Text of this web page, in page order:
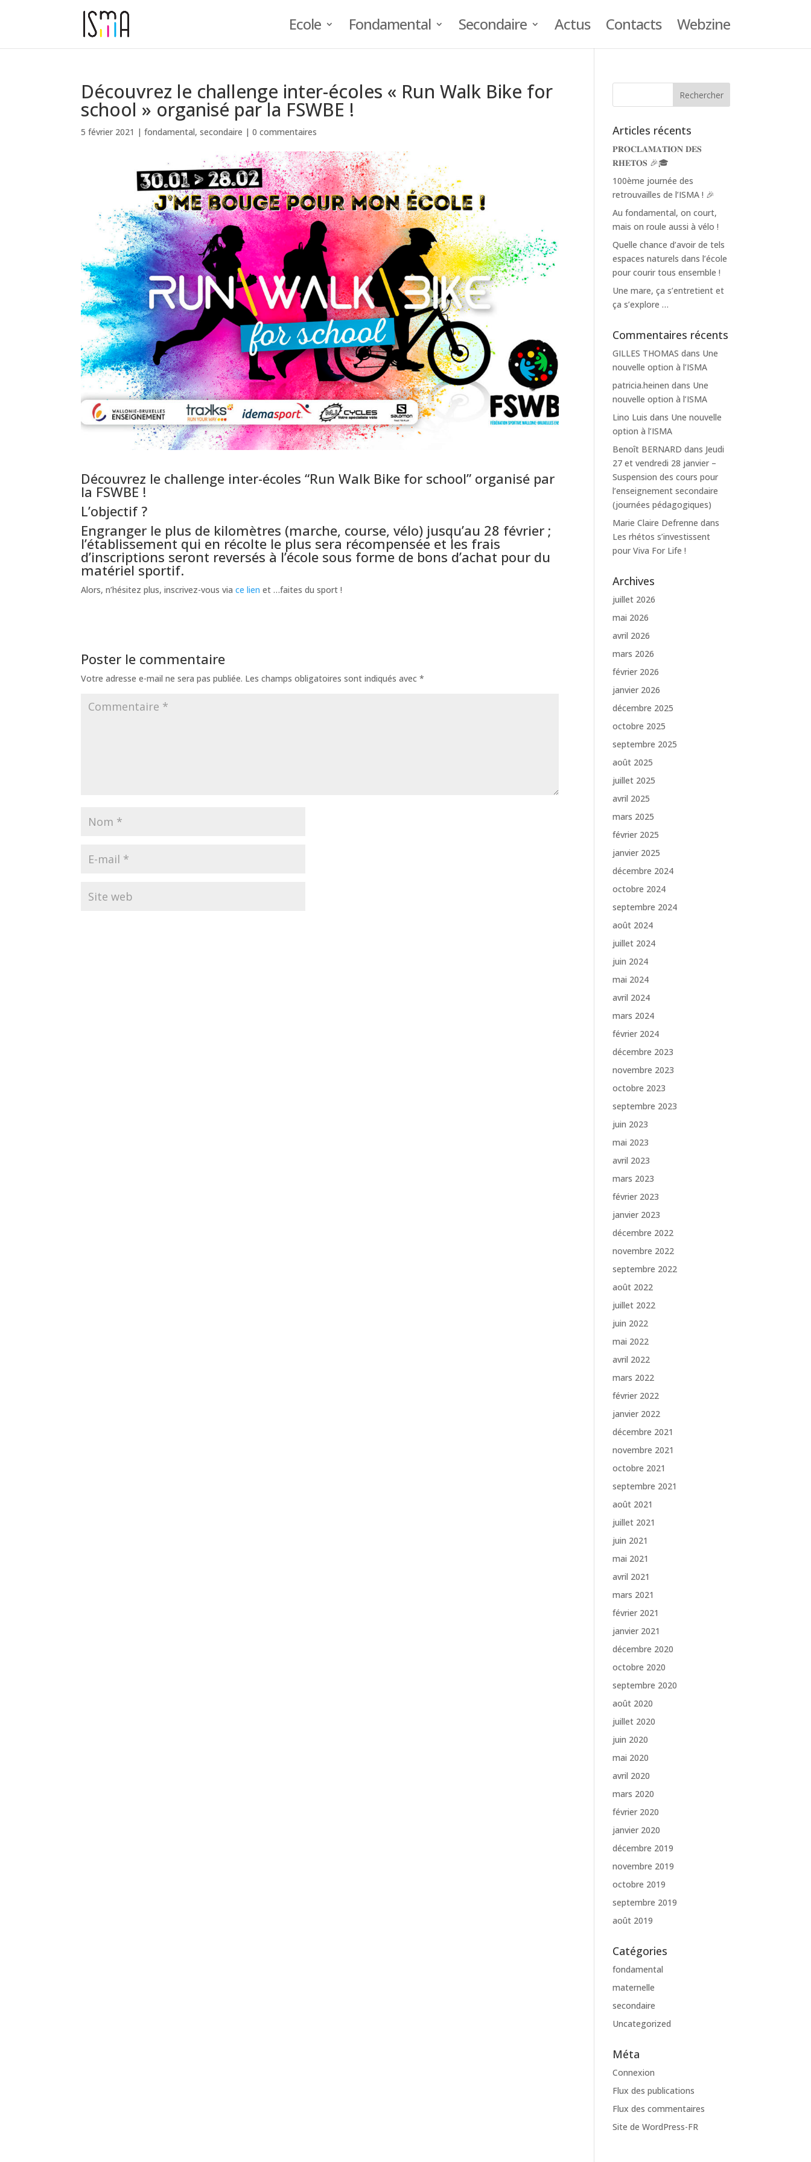
Ecole Fondamental Secondaire Actus Contacts Webzine
Découvrez le challenge inter-écoles « Run Walk Bike for
school » organisé par la FSWBE !
5 février 2021 |fondamental,secondaire |0 commentaires
Découvrez le challenge inter-écoles “Run Walk Bike for school” organisé par
la FSWBE !
L’objectif ?
Engranger le plus de kilomètres (marche, course, vélo) jusqu’au 28 février ;
l’établissement qui en récolte le plus sera récompensée et les frais
d’inscriptions seront reversés à l’école sous forme de bons d’achat pour du
matériel sportif.
Alors, n’hésitez plus, inscrivez-vous viace lien et …faites du sport !
Poster le commentaire
Votre adresse e-mail ne sera pas publiée. Les champs obligatoires sont indiqués avec*
Articles récents
𝐏𝐑𝐎𝐂𝐋𝐀𝐌𝐀𝐓𝐈𝐎𝐍 𝐃𝐄𝐒
𝐑𝐇𝐄𝐓𝐎𝐒 🎉🎓
100ème journée des
retrouvailles de l’ISMA ! 🎉
Au fondamental, on court,
mais on roule aussi à vélo !
Quelle chance d’avoir de tels
espaces naturels dans l’école
pour courir tous ensemble !
Une mare, ça s’entretient et
ça s’explore …
Commentaires récents
GILLES THOMAS dans Une
nouvelle option à l’ISMA
patricia.heinen dans Une
nouvelle option à l’ISMA
Lino Luis dans Une nouvelle
option à l’ISMA
Benoît BERNARD dans Jeudi
27 et vendredi 28 janvier –
Suspension des cours pour
l’enseignement secondaire
(journées pédagogiques)
Marie Claire Defrenne dans
Les rhétos s’investissent
pour Viva For Life !
Archives
juillet 2026
mai 2026
avril 2026
mars 2026
février 2026
janvier 2026
décembre 2025
octobre 2025
septembre 2025
août 2025
juillet 2025
avril 2025
mars 2025
février 2025
janvier 2025
décembre 2024
octobre 2024
septembre 2024
août 2024
juillet 2024
juin 2024
mai 2024
avril 2024
mars 2024
février 2024
décembre 2023
novembre 2023
octobre 2023
septembre 2023
juin 2023
mai 2023
avril 2023
mars 2023
février 2023
janvier 2023
décembre 2022
novembre 2022
septembre 2022
août 2022
juillet 2022
juin 2022
mai 2022
avril 2022
mars 2022
février 2022
janvier 2022
décembre 2021
novembre 2021
octobre 2021
septembre 2021
août 2021
juillet 2021
juin 2021
mai 2021
avril 2021
mars 2021
février 2021
janvier 2021
décembre 2020
octobre 2020
septembre 2020
août 2020
juillet 2020
juin 2020
mai 2020
avril 2020
mars 2020
février 2020
janvier 2020
décembre 2019
novembre 2019
octobre 2019
septembre 2019
août 2019
Catégories
fondamental
maternelle
secondaire
Uncategorized
Méta
Connexion
Flux des publications
Flux des commentaires
Site de WordPress-FR